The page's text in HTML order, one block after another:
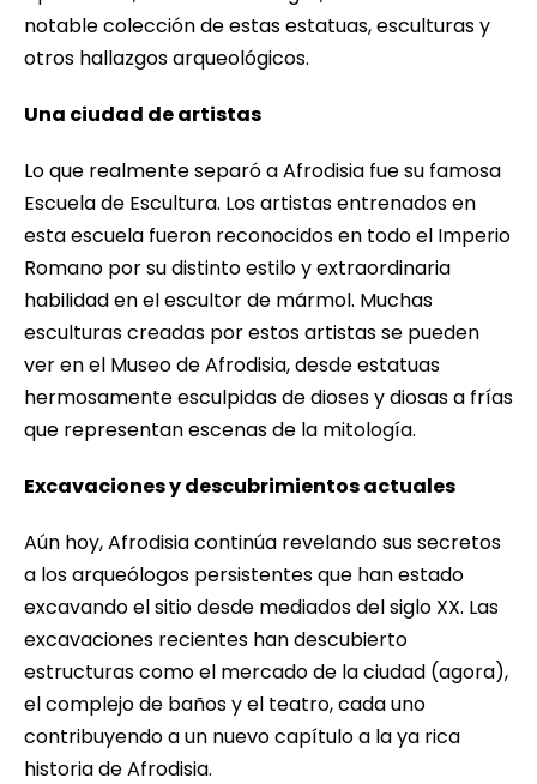
notable colección de estas estatuas, esculturas y
otros hallazgos arqueológicos.
Una ciudad de artistas
Lo que realmente separó a Afrodisia fue su famosa
Escuela de Escultura. Los artistas entrenados en
esta escuela fueron reconocidos en todo el Imperio
Romano por su distinto estilo y extraordinaria
habilidad en el escultor de mármol. Muchas
esculturas creadas por estos artistas se pueden
ver en el Museo de Afrodisia, desde estatuas
hermosamente esculpidas de dioses y diosas a frías
que representan escenas de la mitología.
Excavaciones y descubrimientos actuales
Aún hoy, Afrodisia continúa revelando sus secretos
a los arqueólogos persistentes que han estado
excavando el sitio desde mediados del siglo XX. Las
excavaciones recientes han descubierto
estructuras como el mercado de la ciudad (agora),
el complejo de baños y el teatro, cada uno
contribuyendo a un nuevo capítulo a la ya rica
historia de Afrodisia.